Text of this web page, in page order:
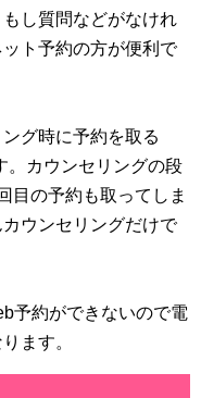
し質問などがなけれ
ト予約の方が便利で
グ時に予約を取る
。カウンセリングの段
目の予約も取ってしま
ウンセリングだけで
予約ができないので電
ます。